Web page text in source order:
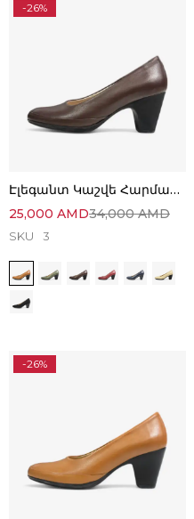
-26%
Էլեգանտ Կաշվե Հարմարավետ Կոշիկներ
34,000AMD
25,000 AMD
SKU 3
-26%